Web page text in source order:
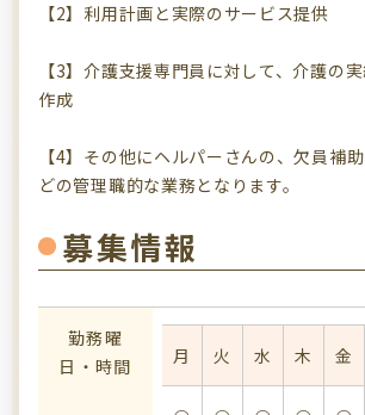
【2】利用計画と実際のサービス提供
【3】介護支援専門員に対して、介護の
作成
【4】その他にヘルパーさんの、欠員補
どの管理職的な業務となります。
募集情報
勤務曜
日・時間
月 火 水 木 金